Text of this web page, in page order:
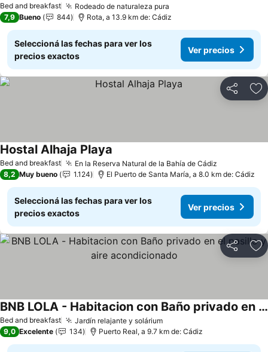
Bed and breakfast Rodeado de naturaleza pura
7,9 Bueno 844 Rota, a 13.9 km de: Cádiz
Seleccioná las fechas para ver los
precios exactos
Ver precios
Compartir
Bed and breakfast En la Reserva Natural de la Bahía de Cádiz
Hostal Alhaja Playa
8,2 Muy bueno 1.124 El Puerto de Santa María, a 8.0 km de: Cádiz
Seleccioná las fechas para ver los
precios exactos
Ver precios
Compartir
Bed and breakfast Jardín relajante y soláriumVer precios
BNB LOLA - Habitacion con Baño privado en el pasillo y aire acondicionado
Ver precios
9,0 Excelente 134 Puerto Real, a 9.7 km de: Cádiz